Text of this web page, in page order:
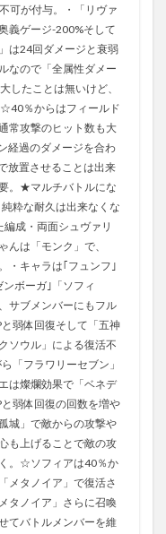
可が付与。・「リヴァ
義ゲージ-200%そして
は24回ダメージと衰弱
なので「全属性ダメー
したことは無いけど、
％からはフィールド
常攻撃のヒット数も大
経過のダメージを合わ
放置させることは出来
。★マルチバトルにな
粋な耐久は出来なくな
成・両面シュヴァリ
んは「モンク」で、
・キャラは｢フュンフ｣
ボーガ｣「ソフィ
サブメンバーにもフル
弱体回復そして「五神
ソウル」による復活不
「フラワリーセブン」
は燦爛効果で「ベネデ
弱体回復の回数を増や
城」で敵からの攻撃や
も上げることで敵の攻
。☆ソフィアは40％か
メタノイア」で復活さ
タノイア」さらに召喚
てバトルメンバーを維